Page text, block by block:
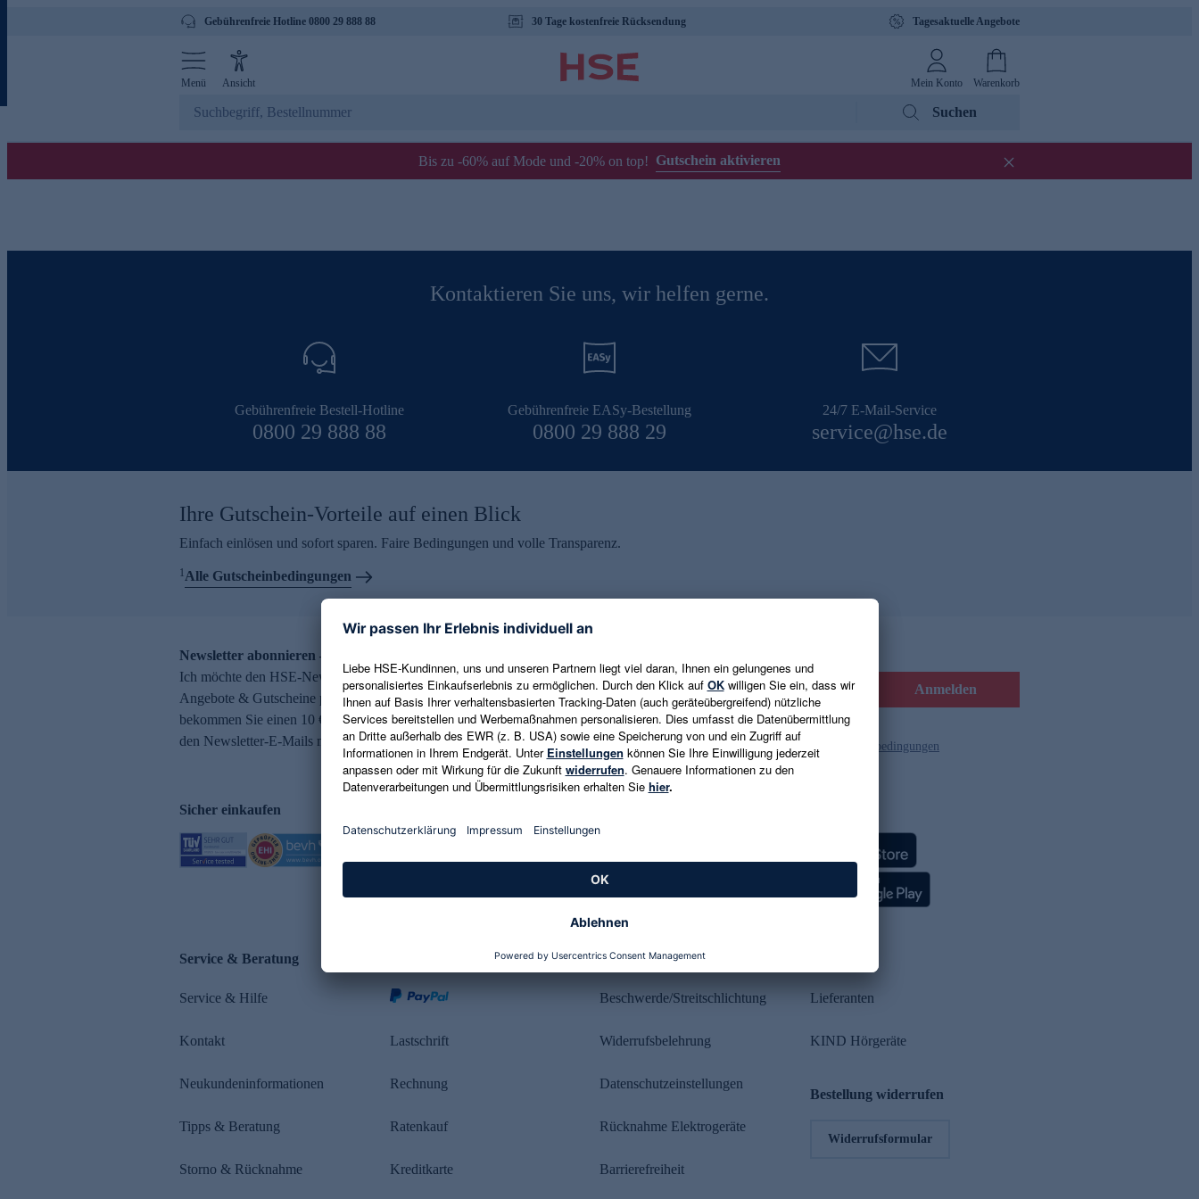
Gebührenfreie Hotline 0800 29 888 88 30 Tage kostenfreie Rücksendung Tagesaktuelle Angebote
Menü Ansicht Mein Konto Warenkorb
Suchen
Bis zu -60% auf Mode und -20% on top! Gutschein aktivieren
Kontaktieren Sie uns, wir helfen gerne.
Gebührenfreie Bestell-Hotline
0800 29 888 88
Gebührenfreie EASy-Bestellung
0800 29 888 29
24/7 E-Mail-Service
service@hse.de
Ihre Gutschein-Vorteile auf einen Blick
Einfach einlösen und sofort sparen. Faire Bedingungen und volle Transparenz.
1Alle Gutscheinbedingungen
Newsletter abonnieren – 10 € Gutschein erhalten
Ich möchte den HSE-Newsletter abonnieren und aktuelle Trends,
Angebote & Gutscheine per E-Mail erhalten. Als Dankeschön
bekommen Sie einen 10 € Gutschein. Eine Abmeldung ist jederzeit in
den Newsletter-E-Mails möglich.
E-Mail-Adresse eingeben Anmelden
Es gelten die Datenschutzrichtlinien und die Gutscheinbedingungen
Sicher einkaufen
Service & Beratung
Service & Hilfe
Kontakt
Neukundeninformationen
Tipps & Beratung
Storno & Rücknahme
Lastschrift
Rechnung
Ratenkauf
Kreditkarte
Rechtliches
Beschwerde/Streitschlichtung
Widerrufsbelehrung
Datenschutzeinstellungen
Rücknahme Elektrogeräte
Barrierefreiheit
Lieferanten
KIND Hörgeräte
Bestellung widerrufen
Widerrufsformular